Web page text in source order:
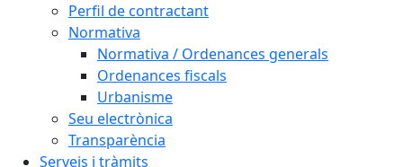
Perfil de contractant
Normativa
Normativa / Ordenances generals
Ordenances fiscals
Urbanisme
Seu electrònica
Transparència
Serveis i tràmits